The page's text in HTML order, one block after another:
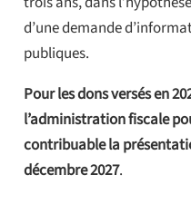
d’une demande
publiques.
Pour les dons versés en
l’administration fiscale
contribuable la
décembre 2027.